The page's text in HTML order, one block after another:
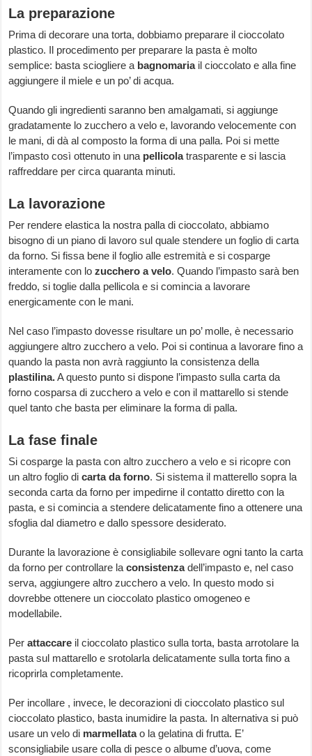
La preparazione
Prima di decorare una torta, dobbiamo preparare il cioccolato
plastico. Il procedimento per preparare la pasta è molto
semplice: basta sciogliere a bagnomariail cioccolato e alla fine
aggiungere il miele e un po’ di acqua.
Quando gli ingredienti saranno ben amalgamati, si aggiunge
gradatamente lo zucchero a velo e, lavorando velocemente con
le mani, di dà al composto la forma di una palla. Poi si mette
l’impasto così ottenuto in una pellicolatrasparente e si lascia
raffreddare per circa quaranta minuti.
La lavorazione
Per rendere elastica la nostra palla di cioccolato, abbiamo
bisogno di un piano di lavoro sul quale stendere un foglio di carta
da forno. Si fissa bene il foglio alle estremità e si cosparge
interamente con lozucchero a velo. Quando l’impasto sarà ben
freddo, si toglie dalla pellicola e si comincia a lavorare
energicamente con le mani.
Nel caso l’impasto dovesse risultare un po’ molle, è necessario
aggiungere altro zucchero a velo. Poi si continua a lavorare fino a
quando la pasta non avrà raggiunto la consistenza della
plastilina.A questo punto si dispone l’impasto sulla carta da
forno cosparsa di zucchero a velo e con il mattarello si stende
quel tanto che basta per eliminare la forma di palla.
La fase finale
Si cosparge la pasta con altro zucchero a velo e si ricopre con
un altro foglio dicarta da forno. Si sistema il matterello sopra la
seconda carta da forno per impedirne il contatto diretto con la
pasta, e si comincia a stendere delicatamente fino a ottenere una
sfoglia dal diametro e dallo spessore desiderato.
Durante la lavorazione è consigliabile sollevare ogni tanto la carta
da forno per controllare laconsistenzadell’impasto e, nel caso
serva, aggiungere altro zucchero a velo. In questo modo si
dovrebbe ottenere un cioccolato plastico omogeneo e
modellabile.
Perattaccare il cioccolato plastico sulla torta, basta arrotolare la
pasta sul mattarello e srotolarla delicatamente sulla torta fino a
ricoprirla completamente.
Per incollare , invece, le decorazioni di cioccolato plastico sul
cioccolato plastico, basta inumidire la pasta. In alternativa si può
usare un velo di marmellatao la gelatina di frutta. E’
sconsigliabile usare colla di pesce o albume d’uova, come